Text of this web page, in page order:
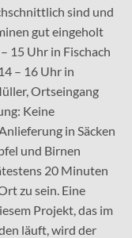
sind und
gut eingeholt
15 Uhr in Fischach
– 16 Uhr in
Ortseingang
Keine
in Säcken
und Birnen
20 Minuten
zu sein. Eine
Projekt, das im
läuft, wird der